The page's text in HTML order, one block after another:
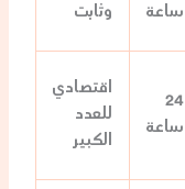
ساعة وثابت
24
ساعة
اقتصادي
للعدد
الكبير